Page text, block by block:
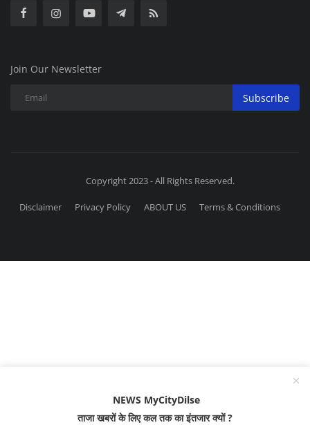
Join Our Newsletter
Subscribe
Copyright 2023 - All Rights Reserved.
Disclaimer Privacy Policy ABOUT US Terms & Conditions
NEWS MyCityDilse
ताजा खबरों के लिए कल तक का इंतजार क्यों ?